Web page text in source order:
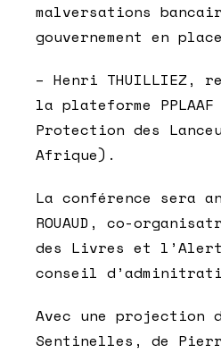
malversations
gouvernement en
– Henri THUILLIEZ,
la plateforme
Protection des
Afrique).
La conférence sera
ROUAUD, co-
des Livres et
conseil
Avec une projection
Sentinelles, de